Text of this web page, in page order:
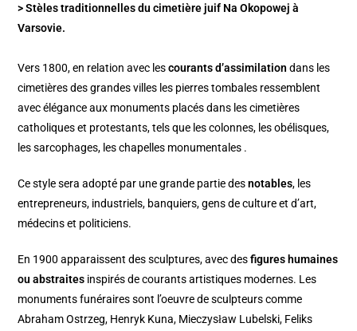
> Stèles traditionnelles du cimetière juif Na Okopowej à
Varsovie.
Vers 1800, en relation avec lescourants d’assimilation dans les
cimetières des grandes villes les pierres tombales ressemblent
avec élégance aux monuments placés dans les cimetières
catholiques et protestants, tels que les colonnes, les obélisques,
les sarcophages, les chapelles monumentales .
Ce style sera adopté par une grande partie desnotables, les
entrepreneurs, industriels, banquiers, gens de culture et d’art,
médecins et politiciens.
En 1900 apparaissent des sculptures, avec desfigures humaines
ou abstraites inspirés de courants artistiques modernes. Les
monuments funéraires sont l’oeuvre de sculpteurs comme
Abraham Ostrzeg, Henryk Kuna, Mieczysław Lubelski, Feliks